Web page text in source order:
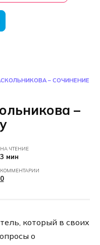
– СОЧИНЕНИЕ
–
НА ЧТЕНИЕ
3 мин
КОММЕНТАРИИ
0
который в своих
о